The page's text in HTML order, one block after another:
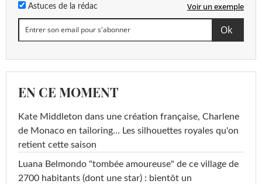
Astuces de la rédac Voir un exemple
EN CE MOMENT
Kate Middleton dans une création française, Charlene
de Monaco en tailoring… Les silhouettes royales qu'on
retient cette saison
Luana Belmondo "tombée amoureuse" de ce village de
2700 habitants (dont une star) : bientôt un